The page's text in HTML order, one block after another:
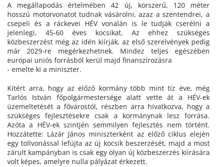
A megállapodás értelmében 42 új, korszerű, 120 méter
hosszú motorvonatot tudnak vásárolni, azaz a szentendrei, a
csepeli és a ráckevei HÉV vonalán is le tudják cserélni a
jelenlegi, 45-60 éves kocsikat. Az ehhez szükséges
közbeszerzést még az idén kiírják, az első szerelvények pedig
már 2029-re megérkezhetnek. Mindez teljes egészében
európai uniós forrásból kerül majd finanszírozásra
- emelte ki a miniszter.
Kitért arra, hogy az előző kormány több mint tíz éve, még
Tarlós István főpolgármestersége alatt vette át a HÉV-ek
üzemeltetését a fővárostól, részben arra hivatkozva, hogy a
szükséges fejlesztésekre csak a kormánynak lesz forrása.
Azóta a HÉV-ek szintjén semmilyen fejlesztés nem történt.
Hozzátette: Lázár János miniszterként az előző ciklus elején
egy tollvonással lefújta az új kocsik beszerzését, majd a most
zárult kampányban is csak egy olyan új közbeszerzés kiírására
volt képes, amelyre nulla pályázat érkezett.